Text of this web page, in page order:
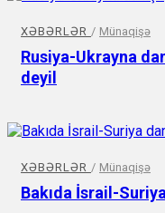
XƏBƏRLƏR / Münaqişə
Rusiya-Ukrayna
deyil
XƏBƏRLƏR / Münaqişə
Bakıda İsrail-